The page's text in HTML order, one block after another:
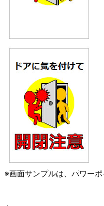
※画面サンプルは、パワーポ